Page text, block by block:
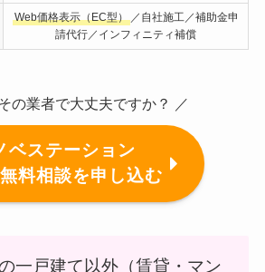
Web価格表示（EC型）
／自社施工／補助金申
請代行／インフィニティ補償
の業者で大丈夫ですか？ ／
ベステーション
料相談を申し込む
一戸建て以外（賃貸・マン